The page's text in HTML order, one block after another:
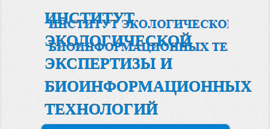
ИНСТИТУТ
ЭКОЛОГИЧЕСКОЙ
ЭКСПЕРТИЗЫ И
БИОИНФОРМАЦИОННЫХ
ТЕХНОЛОГИЙ